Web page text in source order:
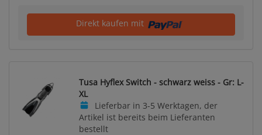
Direkt kaufen mit
Tusa Hyflex Switch - schwarz weiss - Gr: L-
XL
Lieferbar in 3-5 Werktagen, der
Artikel ist bereits beim Lieferanten
bestellt